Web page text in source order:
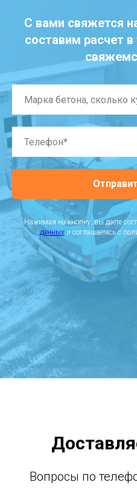
С вами свяжется
составим расчет
Нажимая на кнопку, вы даете
данныхи соглашаетесь c
Вопросы по